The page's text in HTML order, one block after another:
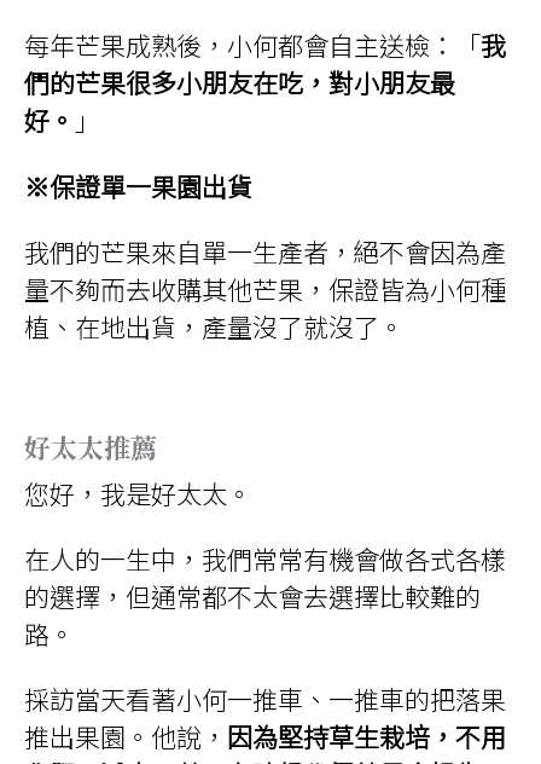
每年芒果成熟後，小何都會自主送檢：「我
們的芒果很多小朋友在吃，對小朋友最
好。 」
※保證單一果園出貨
我們的芒果來自單一生產者，絕不會因為產
量不夠而去收購其他芒果，保證皆為小何種
植、在地出貨，產量沒了就沒了。
好太太推薦
您好，我是好太太。
在人的一生中，我們常常有機會做各式各樣
的選擇，但通常都不太會去選擇比較難的
路。
採訪當天看著小何一推車、一推車的把落果
推出果園。他說， 因為堅持草生栽培，不用